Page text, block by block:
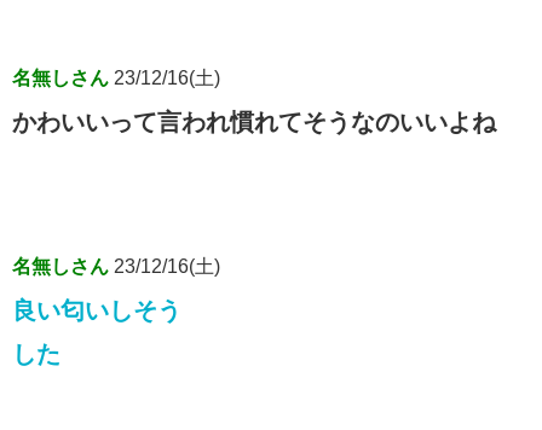
名無しさん 23/12/16(土)
かわいいって言われ慣れてそうなのいいよね
名無しさん 23/12/16(土)
良い匂いしそう
した